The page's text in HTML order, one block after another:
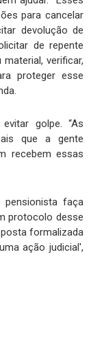
para cancelar
devolução de
de repente
verificar,
proteger esse
golpe. “As
que a gente
recebem essas
pensionista faça
protocolo desse
formalizada
ação judicial',